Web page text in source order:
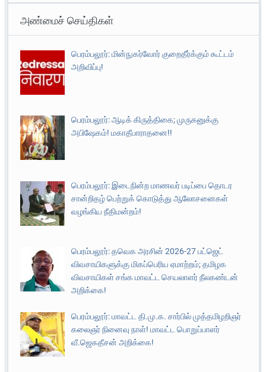
அண்மைச் செய்திகள்
பெரம்பலூர்: மின்நுகர்வோர் குறைதீர்க்கும் கூட்டம்
அறிவிப்பு!
பெரம்பலூர்: ஆடிக் கிருத்திகை; முருகனுக்கு
அபிஷேகம்! மகாதீபாராதனை!!
பெரம்பலூர்: இடைநின்ற மாணவர் படிப்பை தொடர
சான்றிதழ் பெற்றுக் கொடுத்து ஆலோசனைகள்
வழங்கிய நீதிமன்றம்!
பெரம்பலூர்: தவெக அரசின் 2026-27 பட்ஜெட்
விவசாயிகளுக்கு மிகப்பெரிய ஏமாற்றம்; தமிழக
விவசாயிகள் சங்க மாவட்ட செயலாளர் நீலகண்டன்
அறிக்கை!
பெரம்பலூர்: மாவட்ட தி.மு.க. சார்பில் முத்தமிழறிஞர்
கலைஞர் நினைவு நாள்! மாவட்ட பொறுப்பாளர்
வீ.ஜெகதீசன் அறிக்கை!